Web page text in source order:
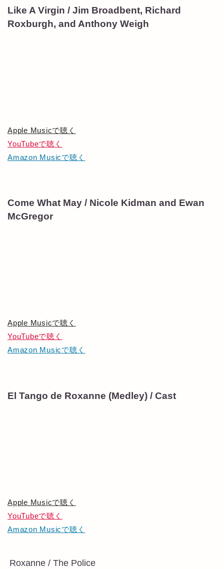
Like A Virgin / Jim Broadbent, Richard
Roxburgh, and Anthony Weigh
Apple Musicで聴く
YouTubeで聴く
Amazon Musicで聴く
Come What May / Nicole Kidman and Ewan
McGregor
Apple Musicで聴く
YouTubeで聴く
Amazon Musicで聴く
El Tango de Roxanne (Medley) / Cast
Apple Musicで聴く
YouTubeで聴く
Amazon Musicで聴く
Roxanne / The Police